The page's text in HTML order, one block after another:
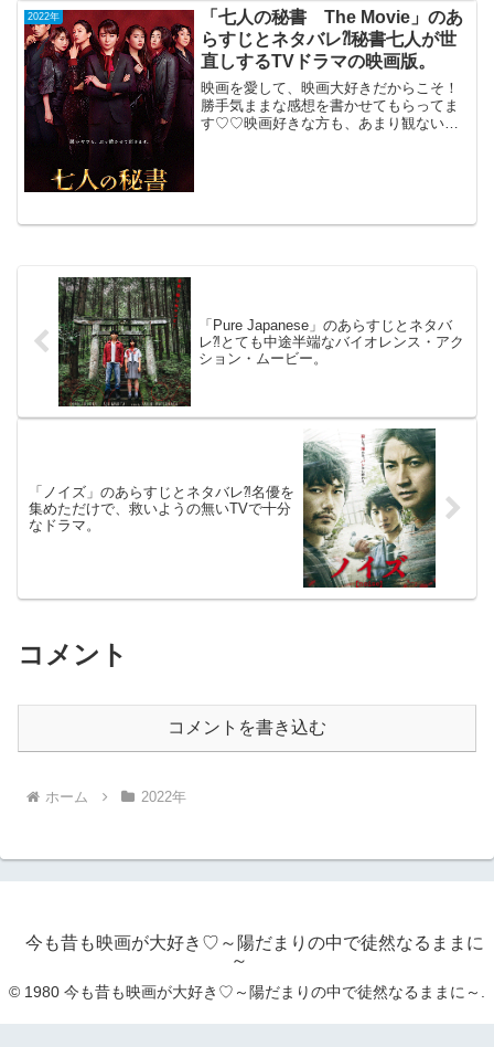
2022年
「七人の秘書 The Movie」のあ
らすじとネタバレ⁈秘書七人が世
直しするTVドラマの映画版。
映画を愛して、映画大好きだからこそ！
勝手気ままな感想を書かせてもらってま
す♡♡映画好きな方も、あまり観ない方
「Pure Japanese」のあらすじとネタバ
レ⁈とても中途半端なバイオレンス・アク
ション・ムービー。
「ノイズ」のあらすじとネタバレ⁈名優を
集めただけで、救いようの無いTVで十分
なドラマ。
コメント
コメントを書き込む
ホーム 2022年
今も昔も映画が大好き♡～陽だまりの中で徒然なるままに
～
© 1980 今も昔も映画が大好き♡～陽だまりの中で徒然なるままに～.